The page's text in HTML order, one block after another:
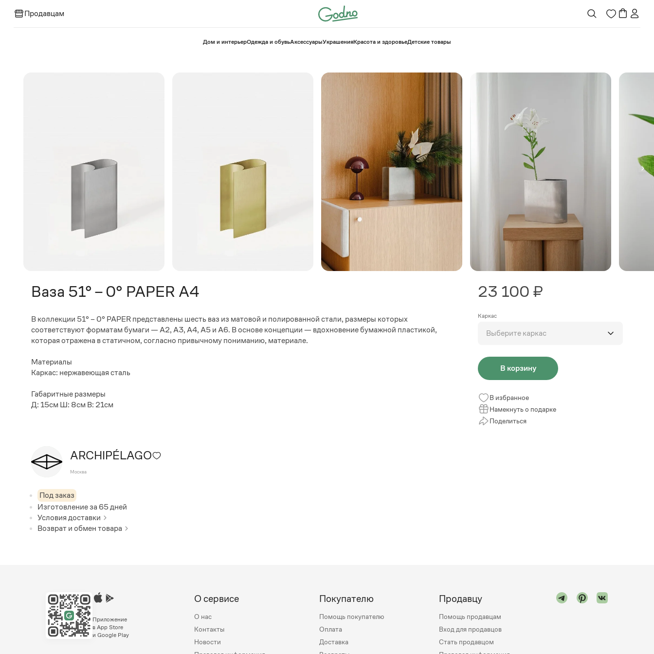
Продавцам
⁠Дом и интерьерОдежда и обувьАксессуарыУкрашенияКрасота и здоровье⁠Детские товары
Ваза 51° – 0° PAPER A4
В коллекции 51° – 0° PAPER представлены шесть ваз из матовой и полированной стали, размеры которых
соответствуют форматам бумаги — А2, А3, А4, А5 и А6. В основе концепции — вдохновение бумажной пластикой,
которая отражена в статичном, согласно привычному пониманию, материале.
Материалы
Каркас: нержавеющая сталь
Габаритные размеры
Д: 15см Ш: 8см В: 21см
ARCHIPÉLAGO
Москва
Под заказ
Изготовление за 65дней
Условия доставки
Возврат и обмен товара
23 100 ₽
Каркас
Выберите каркас
В корзину
В избранное
Намекнуть о подарке
Поделиться
Приложение
в App Store
и Google Play
О сервисе
О нас
Контакты
Новости
Покупателю
Помощь покупателю
Оплата
Доставка
Продавцу
Помощь продавцам
Вход для продавцов
Стать продавцом